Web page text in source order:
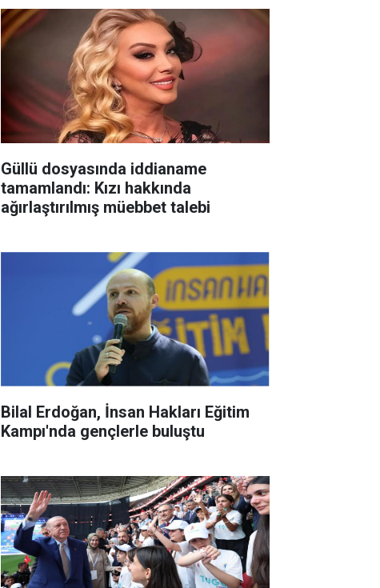
Güllü dosyasında iddianame
tamamlandı: Kızı hakkında
ağırlaştırılmış müebbet talebi
Bilal Erdoğan, İnsan Hakları Eğitim
Kampı'nda gençlerle buluştu